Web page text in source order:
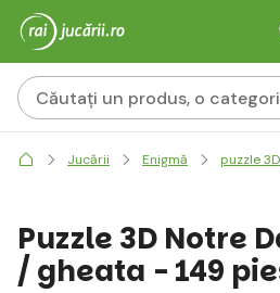
Jucării Enigmă puzzle
Puzzle 3D Notre
/ gheata - 149